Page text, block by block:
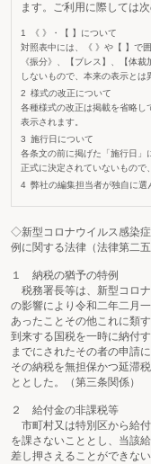
ます。ご利用に際しては
《 》・【 】について
対照表中には、《 》や【 】で
《振分》、【ブレス】、【体
しないもので、本来の表示とは
様式の改正について
各種様式の改正は掲載を省略し
表示されます。
施行日について
各条文の前に掲げた「施行日
正式に決定されていないもので
弊社の編集担当者が独自に選
◇新型コロナウイルス感染
例に関する法律（法律第二五
１ 納税の猶予の特例
税務署長等は、新型コロ
の影響により令和二年二月
あったことその他これに類
到来する国税を一時に納付
までにされたその者の申請
その納税を無担保かつ延滞
ととした。（第三条関係）
２ 給付金の非課税等
市町村又は特別区から給
を課さないこととし、当該
差し押さえることができな